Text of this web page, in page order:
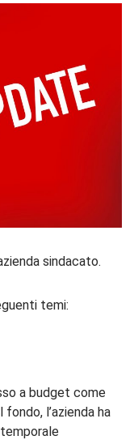
sindacato.
temi:
a budget come
l’azienda ha